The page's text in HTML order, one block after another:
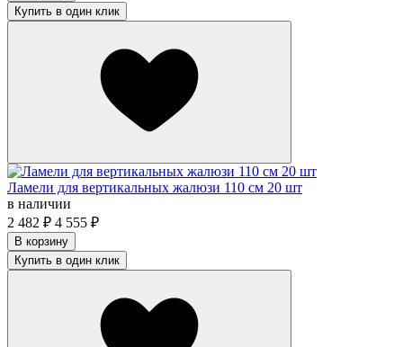
Купить в один клик
Ламели для вертикальных жалюзи 110 см 20 шт
в наличии
2 482 ₽ 4 555 ₽
В корзину
Купить в один клик